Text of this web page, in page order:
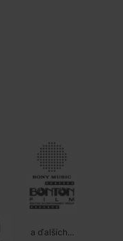
a ďalších...